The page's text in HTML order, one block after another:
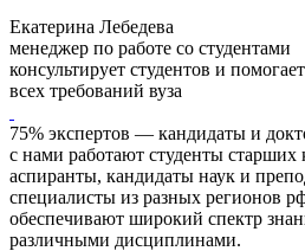
Екатерина Лебедева
менеджер по работе со студентами
консультирует студентов и
всех требований вуза
75% экспертов — кандидаты и
с нами работают студенты старших
аспиранты, кандидаты наук и
специалисты из разных регионов
обеспечивают широкий спектр
различными дисциплинами.